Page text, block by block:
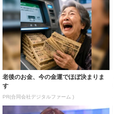
老後のお金、今の金運でほぼ決まりま
す
PR(合同会社デジタルファーム )